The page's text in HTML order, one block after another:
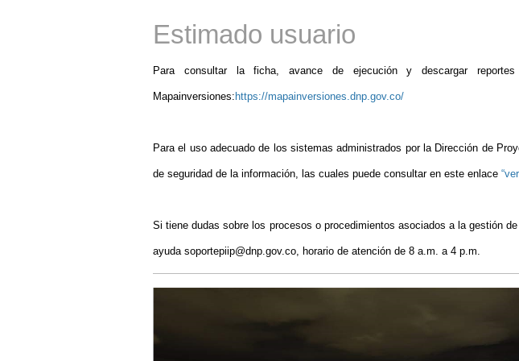
Estimado usuario
Para consultar la ficha, avance de ejecución y descargar
Mapainversiones: https://mapainversiones.dnp.gov.co/
Para el uso adecuado de los sistemas administrados por la Dirección de
de seguridad de la información, las cuales puede consultar en este enlace
Si tiene dudas sobre los procesos o procedimientos asociados a la gestión
ayuda soportepiip@dnp.gov.co, horario de atención de 8 a.m. a 4 p.m.